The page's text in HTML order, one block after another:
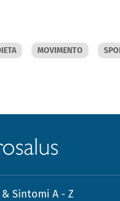
MOVIMENTO
Sintomi A - Z